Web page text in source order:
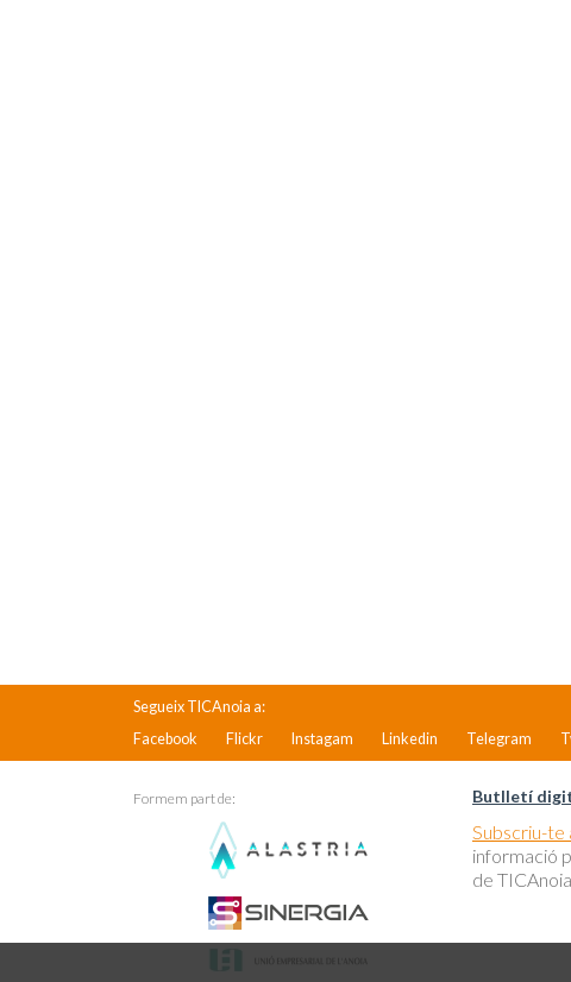
Segueix TICAnoia a:
Facebook
Flickr Instagam Linkedin Telegram
Formem part de: Butlletí
Subscriu-te
informació
de